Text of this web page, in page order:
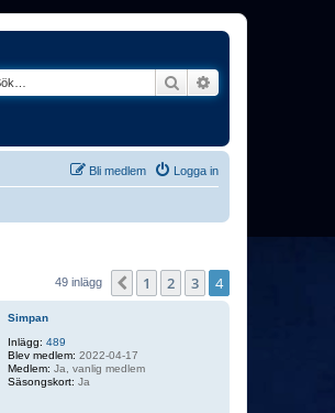
Sök
Logga in
Bli medlem
49 inlägg Föregående
1 2 3 4
Simpan
Inlägg: 489
Blev medlem: 2022-04-17
Medlem: Ja, vanlig medlem
Säsongskort: Ja